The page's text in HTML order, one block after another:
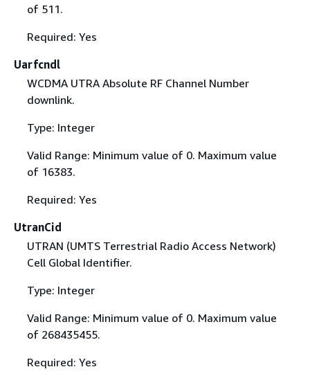
of 511.
Required: Yes
Uarfcndl
WCDMA UTRA Absolute RF Channel Number
downlink.
Type: Integer
Valid Range: Minimum value of 0. Maximum value
of 16383.
Required: Yes
UtranCid
UTRAN (UMTS Terrestrial Radio Access Network)
Cell Global Identifier.
Type: Integer
Valid Range: Minimum value of 0. Maximum value
of 268435455.
Required: Yes